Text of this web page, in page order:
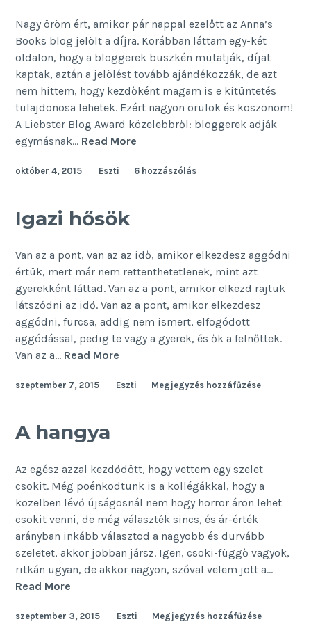
Nagy öröm ért, amikor pár nappal ezelőtt az Anna’s
Books blog jelölt a díjra. Korábban láttam egy-két
oldalon, hogy a bloggerek büszkén mutatják, díjat
kaptak, aztán a jelölést tovább ajándékozzák, de azt
nem hittem, hogy kezdőként magam is e kitüntetés
tulajdonosa lehetek. Ezért nagyon örülök és köszönöm!
A Liebster Blog Award közelebbről: bloggerek adják
egymásnak… Read More
Award
október 4, 2015 Eszti 6 hozzászólás
Igazi hősök
Van az a pont, van az az idő, amikor elkezdesz aggódni
értük, mert már nem rettenthetetlenek, mint azt
gyerekként láttad. Van az a pont, amikor elkezd rajtuk
látszódni az idő. Van az a pont, amikor elkezdesz
aggódni, furcsa, addig nem ismert, elfogódott
aggódással, pedig te vagy a gyerek, és ők a felnőttek.
Van az a… Read More
szeptember 7, 2015 Eszti Megjegyzés hozzáfűzése
A hangya
Az egész azzal kezdődött, hogy vettem egy szelet
csokit. Még poénkodtunk is a kollégákkal, hogy a
közelben lévő újságosnál nem hogy horror áron lehet
csokit venni, de még választék sincs, és ár-érték
arányban inkább választod a nagyobb és durvább
szeletet, akkor jobban jársz. Igen, csoki-függő vagyok,
ritkán ugyan, de akkor nagyon, szóval velem jött a…
Read More
szeptember 3, 2015 Eszti Megjegyzés hozzáfűzése